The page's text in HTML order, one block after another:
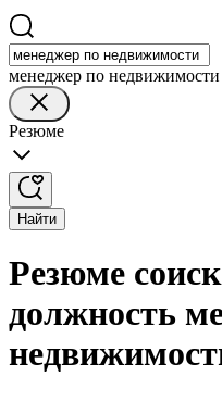
менеджер по недвижимости
Резюме
Найти
Резюме
должность